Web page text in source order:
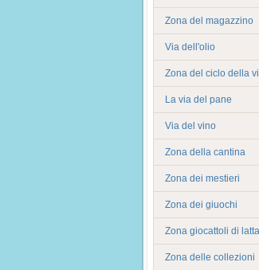
Zona del magazzino
Via dell'olio
Zona del ciclo della
La via del pane
Via del vino
Zona della cantina
Zona dei mestieri
Zona dei giuochi
Zona giocattoli di latta
Zona delle collezioni